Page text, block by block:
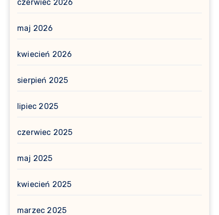
czerwiec 2026
maj 2026
kwiecień 2026
sierpień 2025
lipiec 2025
czerwiec 2025
maj 2025
kwiecień 2025
marzec 2025